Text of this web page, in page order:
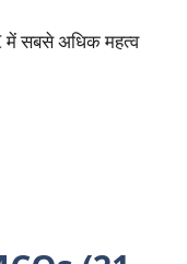
में सबसे अधिक महत्व